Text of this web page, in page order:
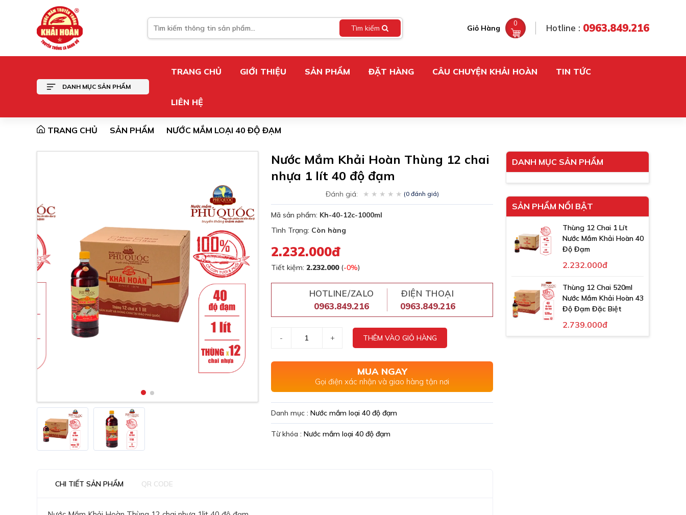
Tìm kiếm Giỏ Hàng
0 Hotline : 0963.849.216
DANH MỤC SẢN PHẨM
TRANG CHỦ GIỚI THIỆU SẢN PHẨM ĐẶT HÀNG CÂU CHUYỆN KHẢI HOÀN TIN TỨC
LIÊN HỆ
TRANG CHỦ SẢN PHẨM NƯỚC MẮM LOẠI 40 ĐỘ ĐẠM
Nước Mắm Khải Hoàn Thùng 12 chai
nhựa 1 lít 40 độ đạm
Đánh giá: (0 đánh giá)
Mã sản phẩm: Kh-40-12c-1000ml
Tình Trạng: Còn hàng
2.232.000đ
Tiết kiệm:2.232.000(-0%)
HOTLINE/ZALO
0963.849.216
ĐIỆN THOẠI
0963.849.216
- + THÊM VÀO GIỎ HÀNG
MUA NGAY
Gọi điện xác nhận và giao hàng tận nơi
Danh mục :Nước mắm loại 40 độ đạm
Từ khóa :Nước mắm loại 40 độ đạm
CHI TIẾT SẢN PHẨM QR CODE
DANH MỤC SẢN PHẨM
SẢN PHẨM NỔI BẬT
Thùng 12 Chai 1 Lít
Nước Mắm Khải Hoàn 40
Độ Đạm
2.232.000đ
Thùng 12 Chai 520ml
Nước Mắm Khải Hoàn 43
Độ Đạm Đặc Biệt
2.739.000đ